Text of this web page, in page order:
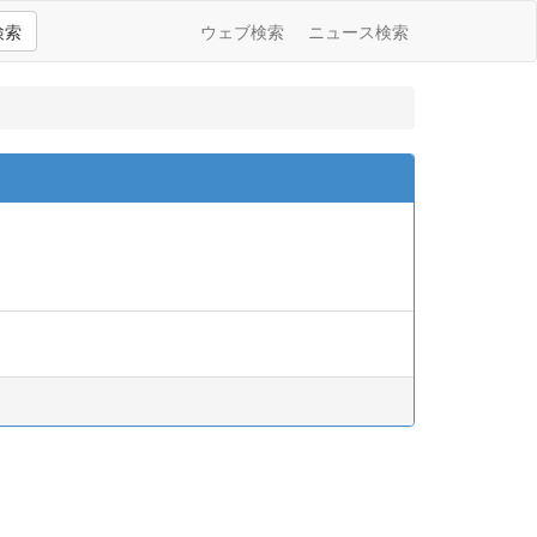
索 ウェブ検索 ニュース検索